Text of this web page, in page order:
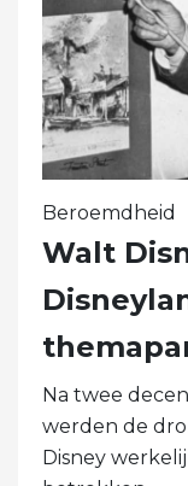
Beroemdheid
Walt
Na twee
werden de
Disney